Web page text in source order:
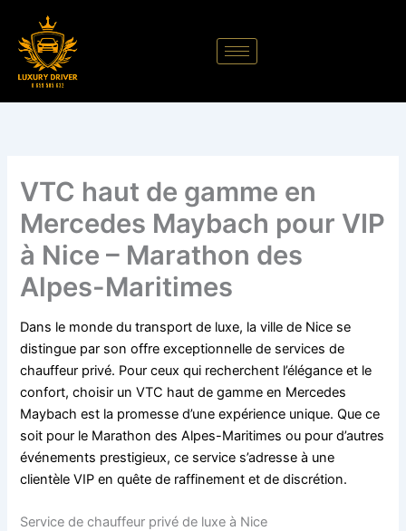
contenu
VTC haut de gamme en
Mercedes Maybach pour VIP
à Nice – Marathon des
Alpes-Maritimes
Dans le monde du transport de luxe, la ville de Nice se
distingue par son offre exceptionnelle de services de
chauffeur privé. Pour ceux qui recherchent l’élégance et le
confort, choisir un VTC haut de gamme en Mercedes
Maybach est la promesse d’une expérience unique. Que ce
soit pour le Marathon des Alpes-Maritimes ou pour d’autres
événements prestigieux, ce service s’adresse à une
clientèle VIP en quête de raffinement et de discrétion.
Service de chauffeur privé de luxe à Nice